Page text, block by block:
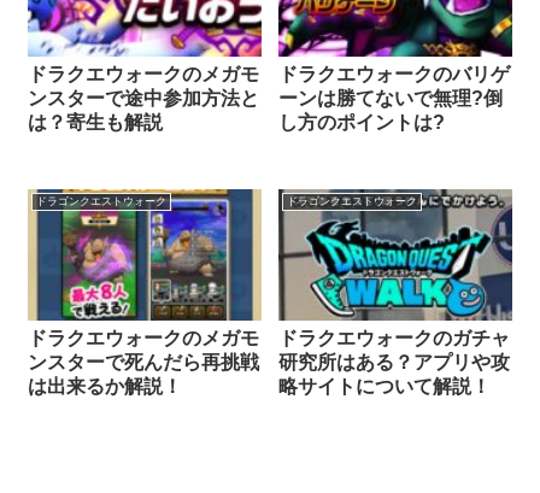
ドラクエウォークのメガモ
ンスターで途中参加方法と
は？寄生も解説
ドラクエウォークのバリゲ
ーンは勝てないで無理?倒
し方のポイントは?
ドラゴンクエストウォーク
ドラクエウォークのメガモ
ンスターで死んだら再挑戦
は出来るか解説！
ドラゴンクエストウォーク
ドラクエウォークのガチャ
研究所はある？アプリや攻
略サイトについて解説！